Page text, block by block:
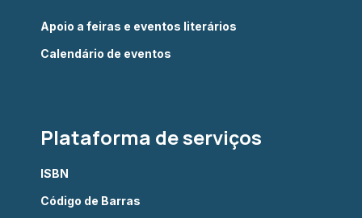
Apoio a feiras e eventos literários
Calendário de eventos
Plataforma de serviços
ISBN
Código de Barras